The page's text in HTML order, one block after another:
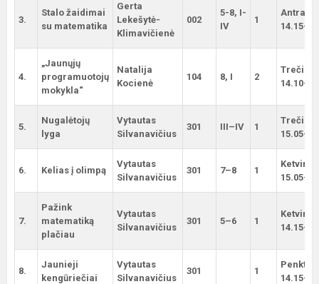
3.
Stalo žaidimai
su matematika
Gerta
Lekešytė-
Klimavičienė
002
5-8, I-
IV
1
4.
„Jaunųjų
programuotojų
mokykla“
Natalija
Kocienė
104 8, I 2
5.
Nugalėtojų
lyga
Vytautas
Silvanavičius
301 III–IV 1
6. Kelias į olimpą
Vytautas
Silvanavičius
301 7–8 1
7.
Pažink
matematiką
plačiau
Vytautas
Silvanavičius
301 5–6 1
8.
Jaunieji
kengūriečiai
Vytautas
Silvanavičius
301 1